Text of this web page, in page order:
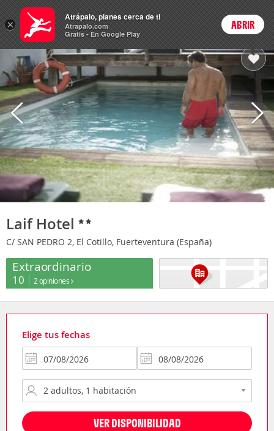
Hoteles Login
Laif Hotel
C/ SAN PEDRO 2, El Cotillo, Fuerteventura (España)
Extraordinario
10 2 opiniones
Elige tus fechas
VER DISPONIBILIDAD
×
Atrápalo, planes cerca de ti
Atrapalo.com
Gratis - En Google Play
ABRIR